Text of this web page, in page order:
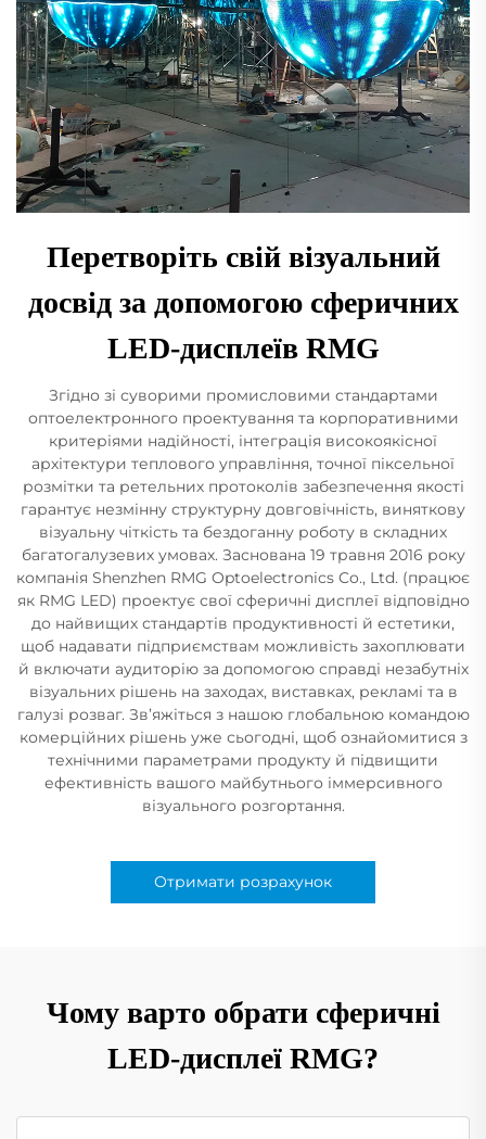
Перетворіть свій візуальний
досвід за допомогою сферичних
LED-дисплеїв RMG
Згідно зі суворими промисловими стандартами
оптоелектронного проектування та корпоративними
критеріями надійності, інтеграція високоякісної
архітектури теплового управління, точної піксельної
розмітки та ретельних протоколів забезпечення якості
гарантує незмінну структурну довговічність, виняткову
візуальну чіткість та бездоганну роботу в складних
багатогалузевих умовах. Заснована 19 травня 2016 року
компанія Shenzhen RMG Optoelectronics Co., Ltd. (працює
як RMG LED) проектує свої сферичні дисплеї відповідно
до найвищих стандартів продуктивності й естетики,
щоб надавати підприємствам можливість захоплювати
й включати аудиторію за допомогою справді незабутніх
візуальних рішень на заходах, виставках, рекламі та в
галузі розваг. Зв’яжіться з нашою глобальною командою
комерційних рішень уже сьогодні, щоб ознайомитися з
технічними параметрами продукту й підвищити
ефективність вашого майбутнього іммерсивного
візуального розгортання.
Отримати розрахунок
Чому варто обрати сферичні
LED-дисплеї RMG?